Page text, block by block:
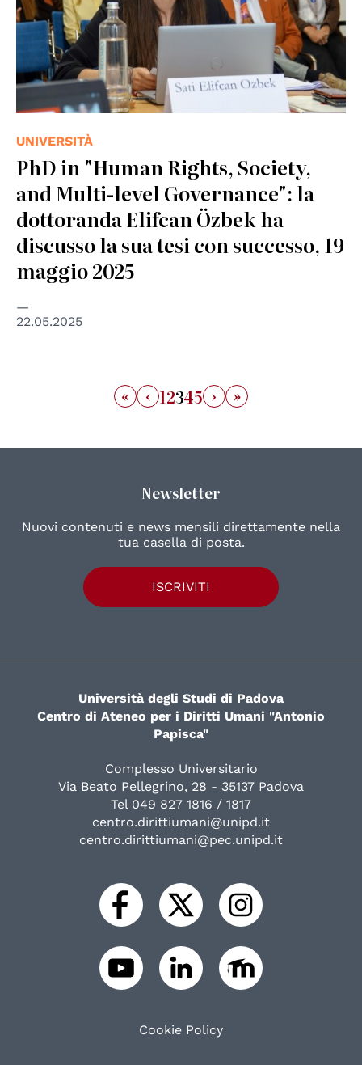
UNIVERSITÀ
PhD in "Human Rights, Society,
and Multi-level Governance": la
dottoranda Elifcan Özbek ha
discusso la sua tesi con successo, 19
maggio 2025
22.05.2025
« ‹ 12345 › »
Newsletter
Nuovi contenuti e news mensili direttamente nella
tua casella di posta.
ISCRIVITI
Università degli Studi di Padova
Centro di Ateneo per i Diritti Umani "Antonio
Papisca"
Complesso Universitario
Via Beato Pellegrino, 28 - 35137 Padova
Tel 049 827 1816 / 1817
centro.dirittiumani@unipd.it
centro.dirittiumani@pec.unipd.it
Cookie Policy